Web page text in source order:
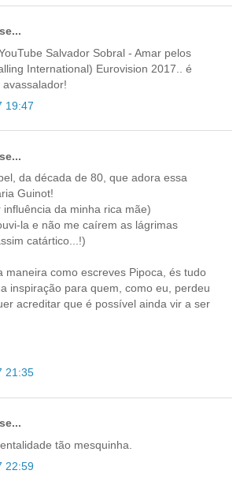
Salvador Sobral - Amar pelos
International) Eurovision 2017.. é
19:47
da década de 80, que adora essa
Guinot!
influência da minha rica mãe)
la e não me caírem as lágrimas
catártico...!)
maneira como escreves Pipoca, és tudo
inspiração para quem, como eu, perdeu
acreditar que é possível ainda vir a ser
21:35
tão mesquinha.
22:59